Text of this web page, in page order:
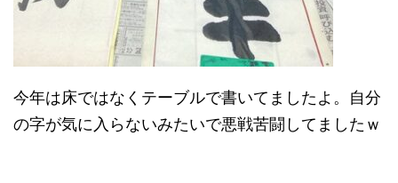
今年は床ではなくテーブルで書いてましたよ。自分
の字が気に入らないみたいで悪戦苦闘してましたｗ